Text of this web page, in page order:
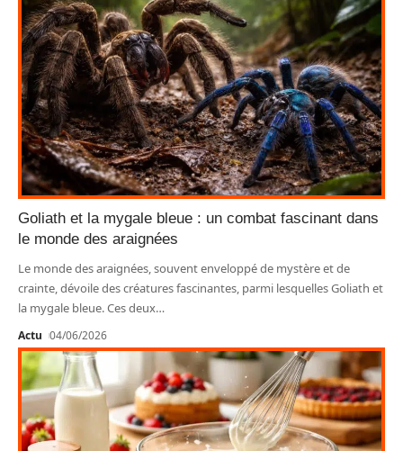
Goliath et la mygale bleue : un combat fascinant dans
le monde des araignées
Le monde des araignées, souvent enveloppé de mystère et de
crainte, dévoile des créatures fascinantes, parmi lesquelles Goliath et
la mygale bleue. Ces deux…
Actu 04/06/2026